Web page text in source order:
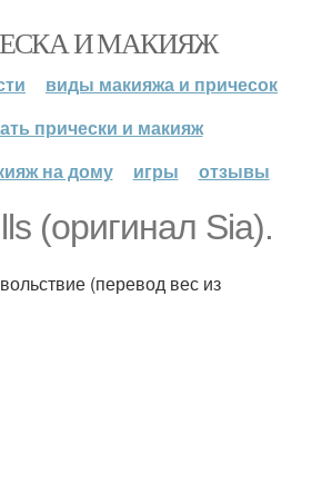
И МАКИЯЖ
виды макияжа и причесок
прически и макияж
на дому
игры отзывы
(оригинал Sia).
(перевод вес из